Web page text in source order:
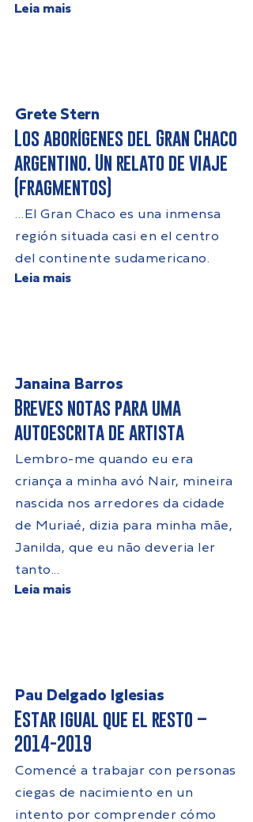
Leia mais
Grete Stern
Los aborígenes del Gran Chaco
argentino. Un relato de viaje
(fragmentos)
…El Gran Chaco es una inmensa
región situada casi en el centro
del continente sudamericano.
Leia mais
Janaina Barros
Breves notas para uma
autoescrita de artista
Lembro-me quando eu era
criança a minha avó Nair, mineira
nascida nos arredores da cidade
de Muriaé, dizia para minha mãe,
Janilda, que eu não deveria ler
tanto...
Leia mais
Pau Delgado Iglesias
Estar igual que el resto –
2014-2019
Comencé a trabajar con personas
ciegas de nacimiento en un
intento por comprender cómo